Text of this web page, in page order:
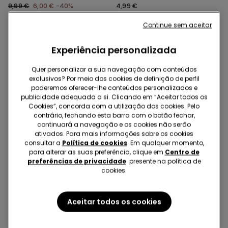
Franzido Micro Reciclada
9,99 € 6,00 € -40% Unissexo
4,99 €
Calças à Boca de Sino em
Jeans Skinny Menina
Experiência personalizada
Quer personalizar a sua navegação com conteúdos
exclusivos? Por meio dos cookies de definição de perfil
poderemos oferecer-lhe conteúdos personalizados e
publicidade adequada a si. Clicando em “Aceitar todos os
Cookies”, concorda com a utilização dos cookies. Pelo
contrário, fechando esta barra com o botão fechar,
continuará a navegação e os cookies não serão
ativados. Para mais informações sobre os cookies
consultar a Política de cookies. Em qualquer momento,
para alterar as suas preferência, clique em Centro de
preferências de privacidadepresente na política de
cookies.
Aceitar todos os cookies
Continue sem aceitar